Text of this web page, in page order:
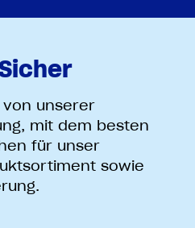
von unserer
mit dem besten
für unser
sowie